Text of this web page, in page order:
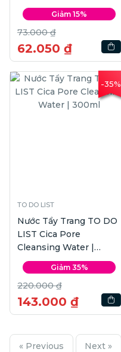
Giảm 15%
73.000 ₫
62.050 ₫
-35%
TO DO LIST
Nước Tẩy Trang TO DO
LIST Cica Pore
Cleansing Water |
300ml
Giảm 35%
220.000 ₫
143.000 ₫
« Previous Next »